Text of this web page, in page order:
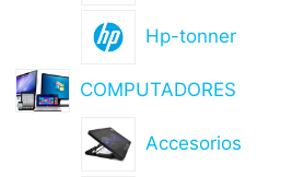
Hp-tonner
COMPUTADORES
Accesorios